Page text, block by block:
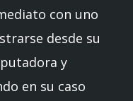
con uno
desde su
y
en su caso